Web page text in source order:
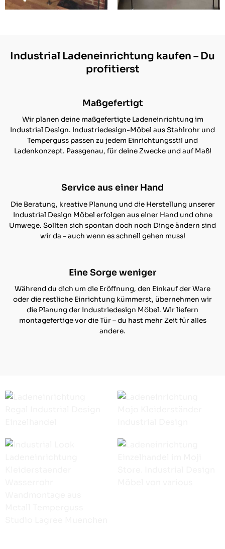
Industrial Ladeneinrichtung kaufen – Du
profitierst
Maßgefertigt
Wir planen deine maßgefertigte Ladeneinrichtung im
Industrial Design. Industriedesign-Möbel aus Stahlrohr und
Temperguss passen zu jedem Einrichtungsstil und
Ladenkonzept. Passgenau, für deine Zwecke und auf Maß!
Service aus einer Hand
Die Beratung, kreative Planung und die Herstellung unserer
Industrial Design Möbel erfolgen aus einer Hand und ohne
Umwege. Sollten sich spontan doch noch Dinge ändern sind
wir da – auch wenn es schnell gehen muss!
Eine Sorge weniger
Während du dich um die Eröffnung, den Einkauf der Ware
oder die restliche Einrichtung kümmerst, übernehmen wir
die Planung der Industriedesign Möbel. Wir liefern
montagefertige vor die Tür – du hast mehr Zeit für alles
andere.